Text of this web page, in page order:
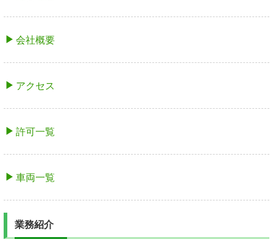
会社概要
アクセス
許可一覧
車両一覧
業務紹介